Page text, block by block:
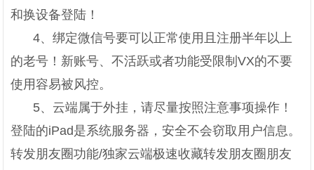
和换设备登陆！
4、绑定微信号要可以正常使用且注册半年以上
的老号！新账号、不活跃或者功能受限制VX的不要
使用容易被风控。
5、云端属于外挂，请尽量按照注意事项操作！
登陆的iPad是系统服务器，安全不会窃取用户信息。
转发朋友圈功能/独家云端极速收藏转发朋友圈朋友